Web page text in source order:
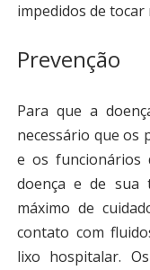
impedidos de
Prevenção
Para que a
necessário que os
e os funcionários
doença e de sua
máximo de
contato com
lixo hospitalar.